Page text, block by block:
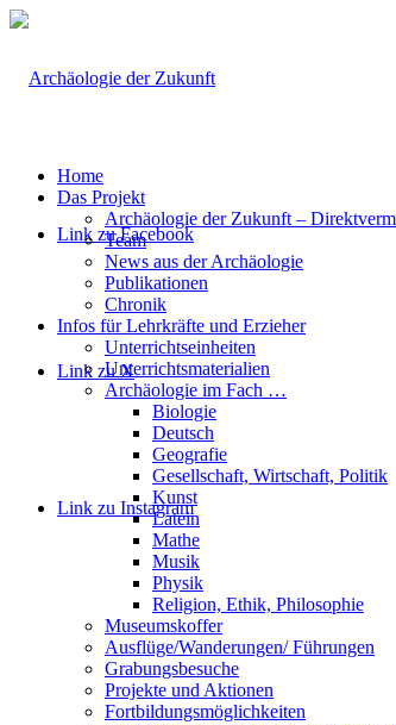
Link zu Facebook
Link zu X
Link zu Instagram
Home
Das Projekt
Archäologie der Zukunft –
Team
News aus der Archäologie
Publikationen
Chronik
Infos für Lehrkräfte und Erzieher
Unterrichtseinheiten
Unterrichtsmaterialien
Archäologie im Fach …
Biologie
Deutsch
Geografie
Gesellschaft, Wirtschaft, Politik
Kunst
Latein
Mathe
Musik
Physik
Religion, Ethik, Philosophie
Museumskoffer
Ausflüge/Wanderungen/ Führungen
Grabungsbesuche
Projekte und Aktionen
Fortbildungsmöglichkeiten